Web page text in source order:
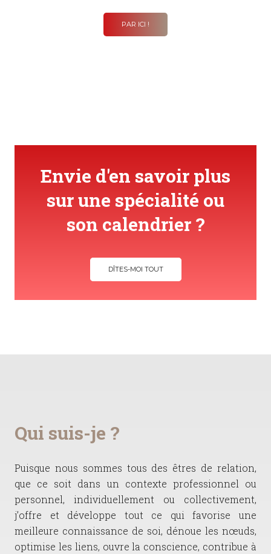
PAR ICI !
Envie d'en savoir plus
sur une spécialité ou
son calendrier ?
DÎTES-MOI TOUT
Qui suis-je ?
Puisque nous sommes tous des êtres de relation,
que ce soit dans un contexte professionnel ou
personnel, individuellement ou collectivement,
j’offre et développe tout ce qui favorise une
meilleure connaissance de soi, dénoue les nœuds,
optimise les liens, ouvre la conscience, contribue à